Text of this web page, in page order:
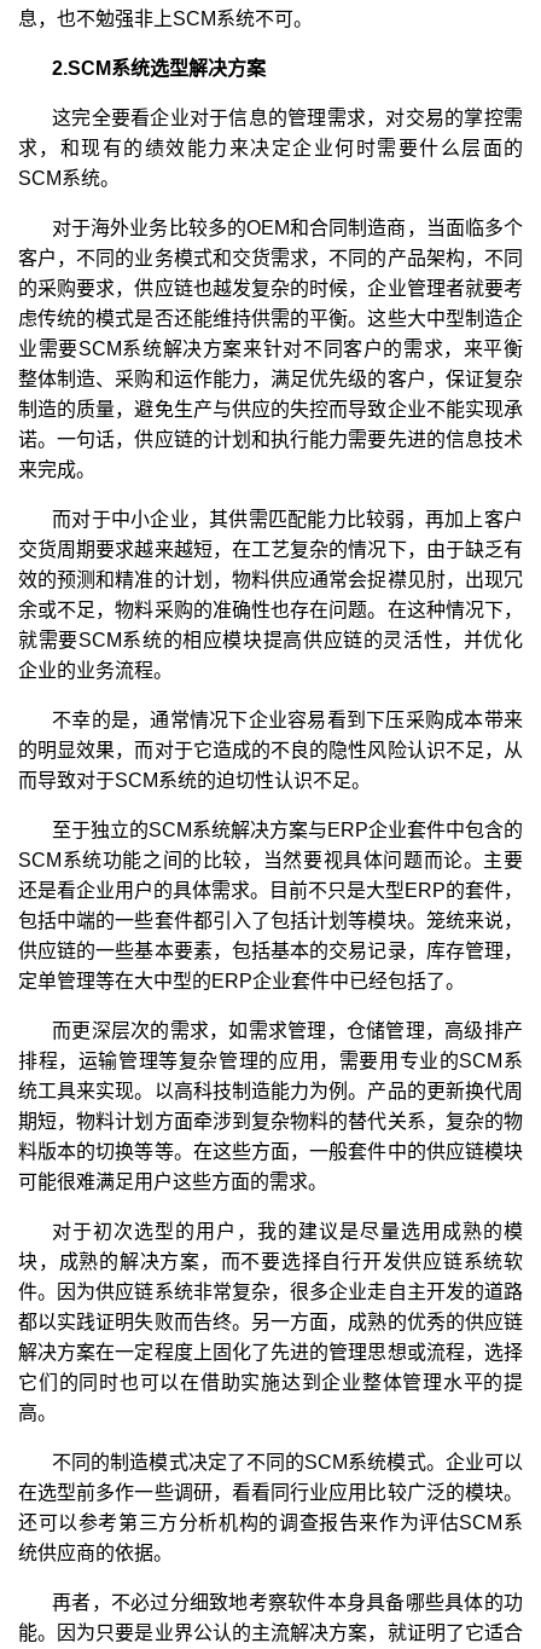
息，也不勉强非上SCM系统不可。
2.SCM系统选型解决方案
这完全要看企业对于信息的管理需求，对交易的掌控需
求，和现有的绩效能力来决定企业何时需要什么层面的
SCM系统。
对于海外业务比较多的OEM和合同制造商，当面临多个
客户，不同的业务模式和交货需求，不同的产品架构，不同
的采购要求，供应链也越发复杂的时候，企业管理者就要考
虑传统的模式是否还能维持供需的平衡。这些大中型制造企
业需要SCM系统解决方案来针对不同客户的需求，来平衡
整体制造、采购和运作能力，满足优先级的客户，保证复杂
制造的质量，避免生产与供应的失控而导致企业不能实现承
诺。一句话，供应链的计划和执行能力需要先进的信息技术
来完成。
而对于中小企业，其供需匹配能力比较弱，再加上客户
交货周期要求越来越短，在工艺复杂的情况下，由于缺乏有
效的预测和精准的计划，物料供应通常会捉襟见肘，出现冗
余或不足，物料采购的准确性也存在问题。在这种情况下，
就需要SCM系统的相应模块提高供应链的灵活性，并优化
企业的业务流程。
不幸的是，通常情况下企业容易看到下压采购成本带来
的明显效果，而对于它造成的不良的隐性风险认识不足，从
而导致对于SCM系统的迫切性认识不足。
至于独立的SCM系统解决方案与ERP企业套件中包含的
SCM系统功能之间的比较，当然要视具体问题而论。主要
还是看企业用户的具体需求。目前不只是大型ERP的套件，
包括中端的一些套件都引入了包括计划等模块。笼统来说，
供应链的一些基本要素，包括基本的交易记录，库存管理，
定单管理等在大中型的ERP企业套件中已经包括了。
而更深层次的需求，如需求管理，仓储管理，高级排产
排程，运输管理等复杂管理的应用，需要用专业的SCM系
统工具来实现。以高科技制造能力为例。产品的更新换代周
期短，物料计划方面牵涉到复杂物料的替代关系，复杂的物
料版本的切换等等。在这些方面，一般套件中的供应链模块
可能很难满足用户这些方面的需求。
对于初次选型的用户，我的建议是尽量选用成熟的模
块，成熟的解决方案，而不要选择自行开发供应链系统软
件。因为供应链系统非常复杂，很多企业走自主开发的道路
都以实践证明失败而告终。另一方面，成熟的优秀的供应链
解决方案在一定程度上固化了先进的管理思想或流程，选择
它们的同时也可以在借助实施达到企业整体管理水平的提
高。
不同的制造模式决定了不同的SCM系统模式。企业可以
在选型前多作一些调研，看看同行业应用比较广泛的模块。
还可以参考第三方分析机构的调查报告来作为评估SCM系
统供应商的依据。
再者，不必过分细致地考察软件本身具备哪些具体的功
能。因为只要是业界公认的主流解决方案，就证明了它适合